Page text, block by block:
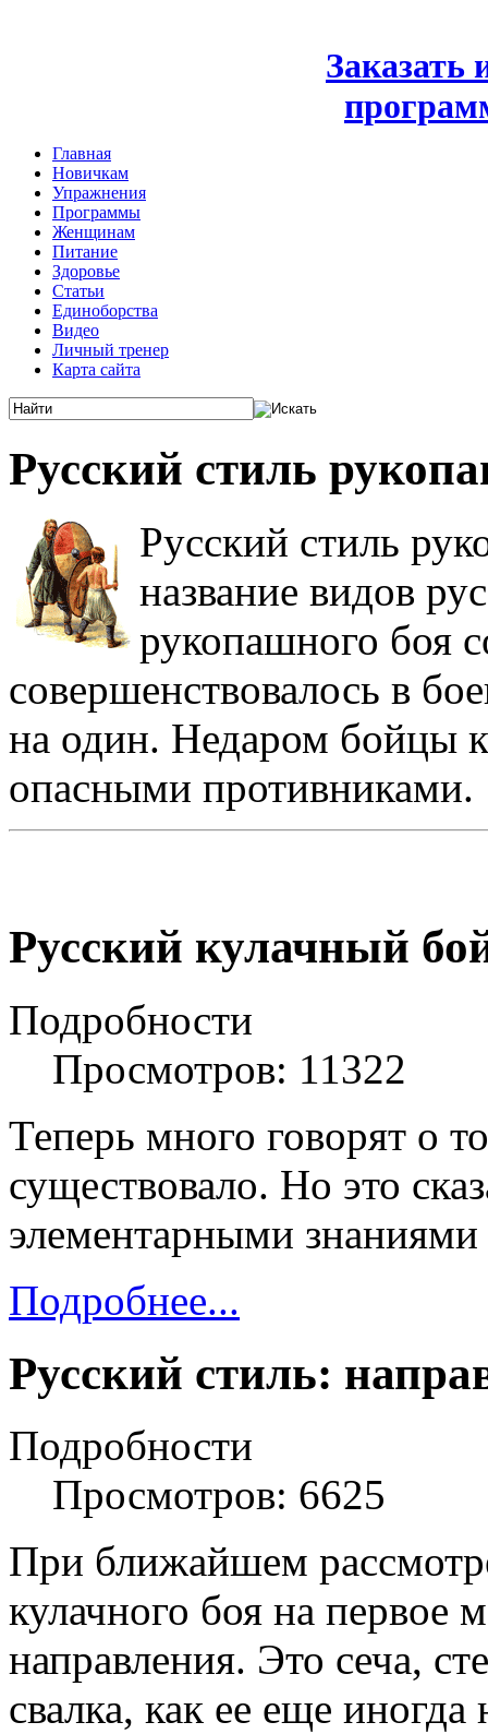
Заказать
Главная
Новичкам
Упражнения
Программы
Женщинам
Питание
Здоровье
Статьи
Единоборства
Видео
Личный тренер
Карта сайта
Русский стиль
Русский стиль
название видов
рукопашного боя
совершенствовалось в
на один. Недаром бойцы
опасными противниками.
Русский кулачный
Подробности
Просмотров: 11322
Теперь много говорят о
существовало. Но это
элементарными
Подробнее...
Русский стиль:
Подробности
Просмотров: 6625
При ближайшем
кулачного боя на первое
направления. Это сеча,
свалка, как ее еще иногда